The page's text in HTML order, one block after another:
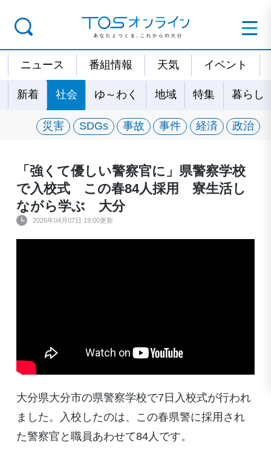
ニュース 番組情報 天気 イベント
新着 社会 ゆ～わく 地域 特集 暮らし
災害 SDGs 事故 事件 経済 政治
「強くて優しい警察官に」県警察学校
で入校式 この春84人採用 寮生活し
ながら学ぶ 大分
2026年04月07日 19:00更新
大分県大分市の県警察学校で7日入校式が行われ
ました。入校したのは、この春県警に採用され
た警察官と職員あわせて84人です。